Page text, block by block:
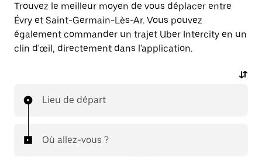
Trouvez le meilleur moyen de vous déplacer entre
Évry et Saint-Germain-Lès-Ar. Vous pouvez
également commander un trajet Uber Intercity en un
clin d'œil, directement dans l'application.
Lieu de départ
Où allez-vous ?